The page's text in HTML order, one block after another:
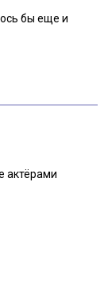
бы еще и
актёрами